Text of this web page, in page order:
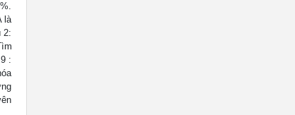
là
2:
: